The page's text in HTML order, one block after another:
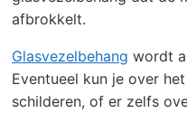
afbrokkelt.
Glasvezelbehang wordt
Eventueel kun je over
schilderen, of er zelfs